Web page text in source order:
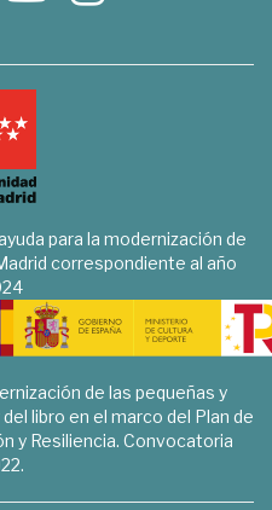
para la modernización de
correspondiente al año
de las pequeñas y
libro en el marco del Plan de
y Resiliencia. Convocatoria